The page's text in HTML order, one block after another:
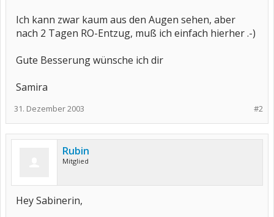
Ich kann zwar kaum aus den Augen sehen, aber
nach 2 Tagen RO-Entzug, muß ich einfach hierher .-)
Gute Besserung wünsche ich dir
Samira
#2
31. Dezember 2003
Rubin
Mitglied
Hey Sabinerin,